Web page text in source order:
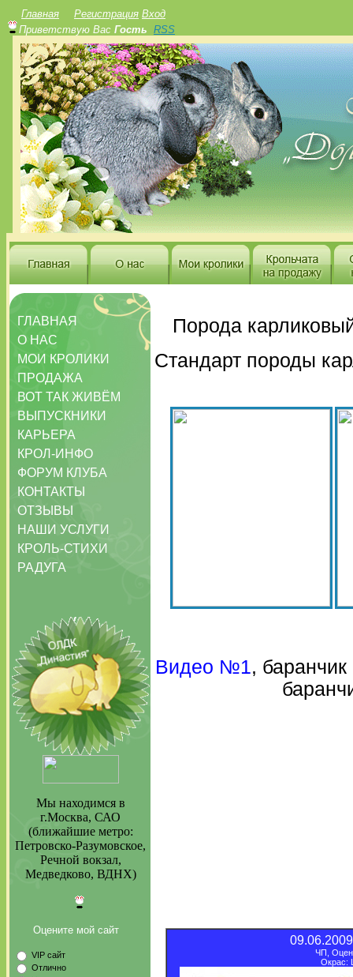
Главная Регистрация Вход
Приветствую Вас Гость RSS
ГЛАВНАЯ
О НАС
МОИ КРОЛИКИ
ПРОДАЖА
ВОТ ТАК ЖИВЁМ
ВЫПУСКНИКИ
КАРЬЕРА
КРОЛ-ИНФО
ФОРУМ КЛУБА
КОНТАКТЫ
ОТЗЫВЫ
НАШИ УСЛУГИ
КРОЛЬ-СТИХИ
РАДУГА
Мы находимся в
г.Москва, САО
(ближайшие метро:
Петровско-Разумовское,
Речной вокзал,
Медведково, ВДНХ)
Оцените мой сайт
VIP сайт
Отлично
Порода
Стандарт породы
Видео №1,
ЧП,
Окрас: